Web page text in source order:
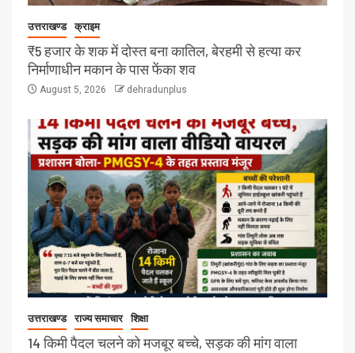
उत्तराखण्ड क्राइम
₹5 हजार के शक में दोस्त बना कातिल, बेरहमी से हत्या कर
निर्माणाधीन मकान के पास फेंका शव
August 5, 2026 dehradunplus
उत्तराखण्ड राज्य समाचार शिक्षा
14 किमी पैदल चलने को मजबूर बच्चे, सड़क की मांग वाला